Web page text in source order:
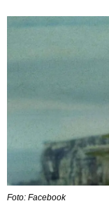
Foto: Facebook